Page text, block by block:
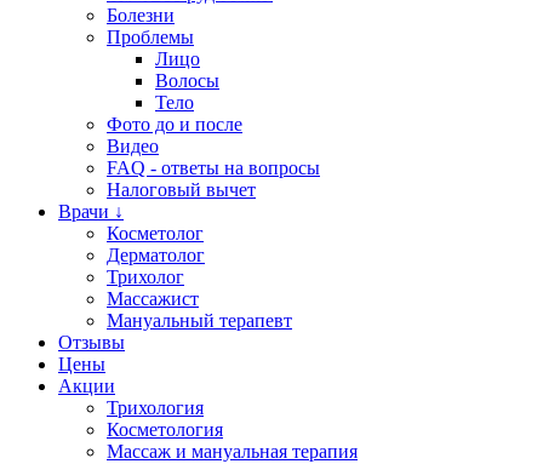
Болезни
Проблемы
Лицо
Волосы
Тело
Фото до и после
Видео
FAQ - ответы на вопросы
Налоговый вычет
Врачи ↓
Косметолог
Дерматолог
Трихолог
Массажист
Мануальный терапевт
Отзывы
Цены
Акции
Трихология
Косметология
Массаж и мануальная терапия